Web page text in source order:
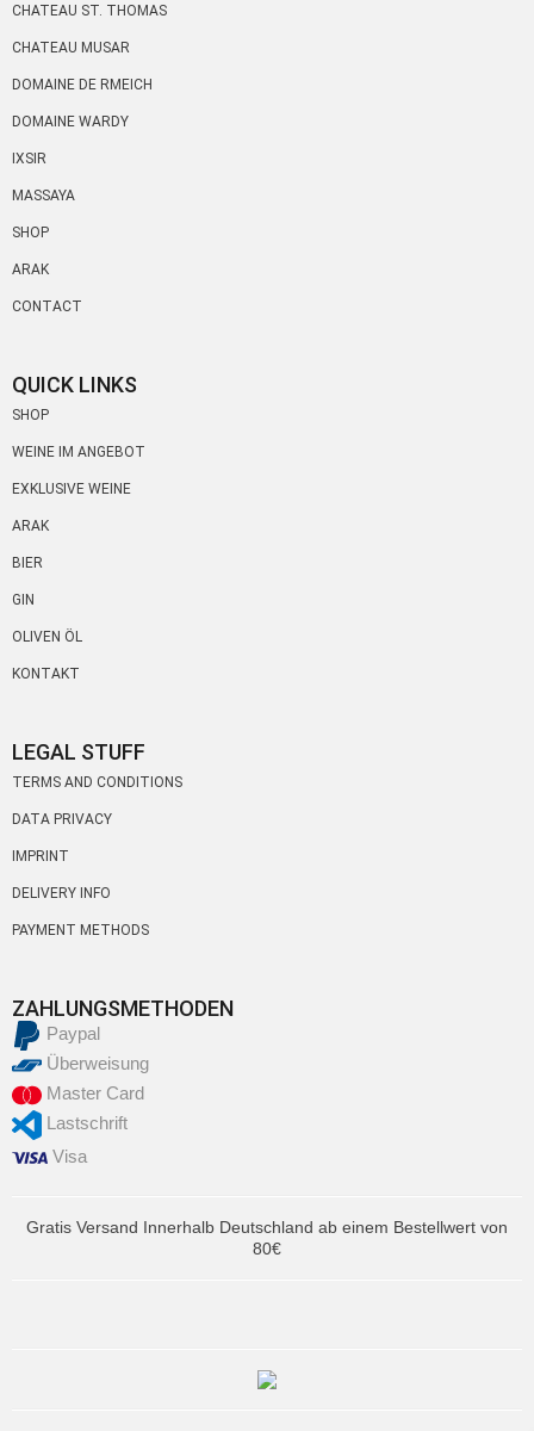
CHATEAU ST. THOMAS
CHATEAU MUSAR
DOMAINE DE RMEICH
DOMAINE WARDY
IXSIR
MASSAYA
SHOP
ARAK
CONTACT
QUICK LINKS
SHOP
WEINE IM ANGEBOT
EXKLUSIVE WEINE
ARAK
BIER
GIN
OLIVEN ÖL
KONTAKT
LEGAL STUFF
TERMS AND CONDITIONS
DATA PRIVACY
IMPRINT
DELIVERY INFO
PAYMENT METHODS
ZAHLUNGSMETHODEN
Paypal
Überweisung
Master Card
Lastschrift
Visa
Gratis Versand Innerhalb Deutschland ab einem Bestellwert von
80€